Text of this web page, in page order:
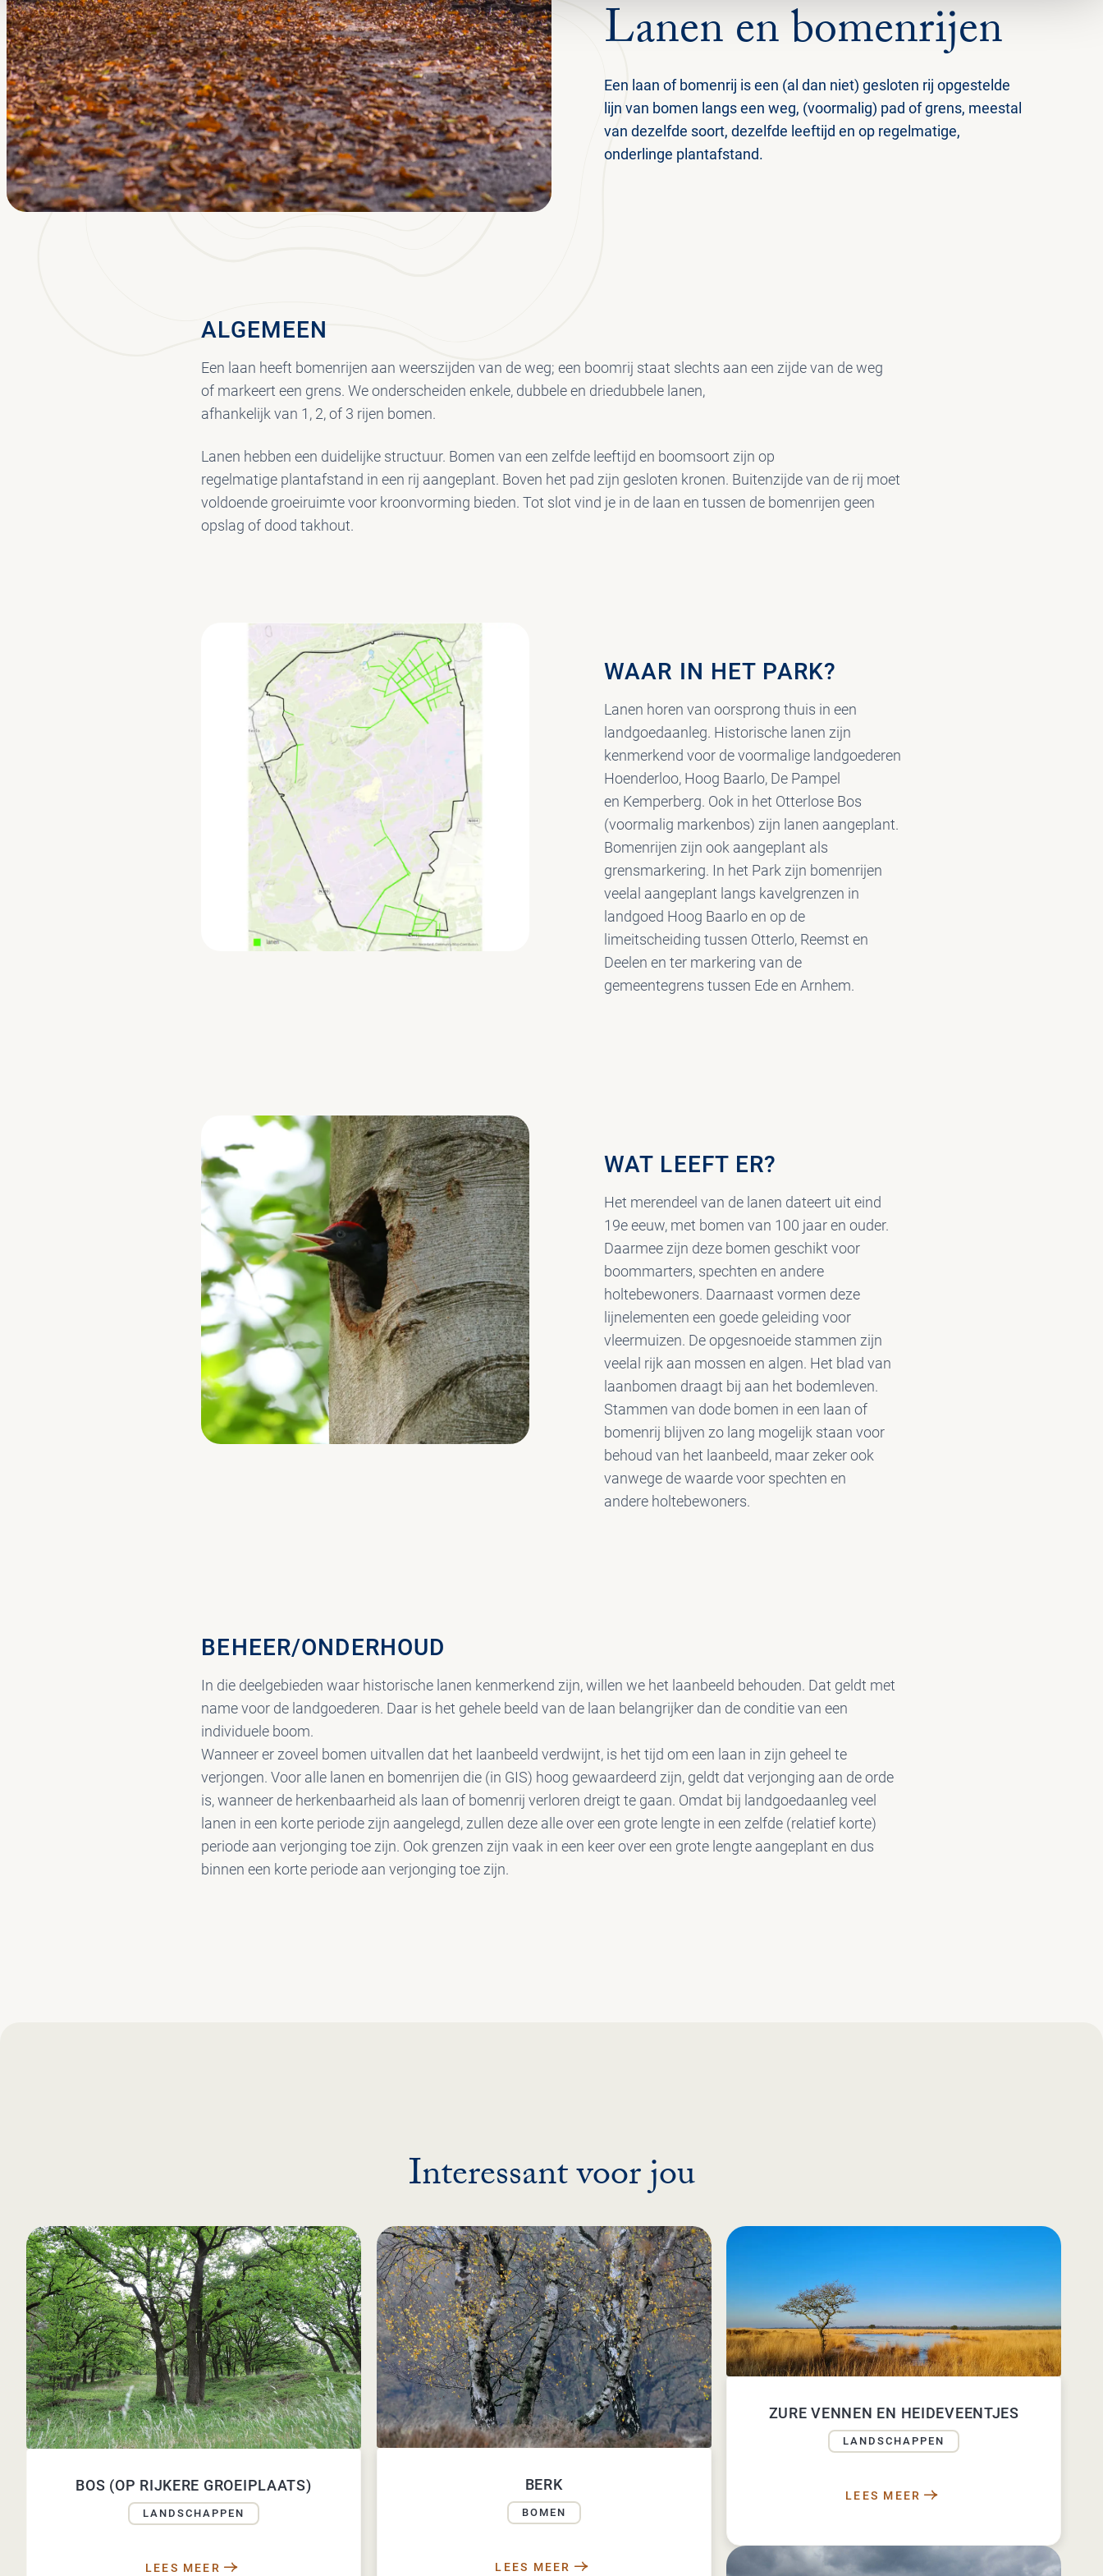
Lanen en bomenrijen
Een laan of bomenrij is een (al dan niet) gesloten rij opgestelde
lijn van bomen langs een weg, (voormalig) pad of grens, meestal
van dezelfde soort, dezelfde leeftijd en op regelmatige,
onderlinge plantafstand.
ALGEMEEN
Een laan heeft bomenrijen aan weerszijden van de weg; een boomrij staat slechts aan een zijde van de weg
of markeert een grens. We onderscheiden enkele, dubbele en driedubbele lanen,
afhankelijk van 1, 2, of 3 rijen bomen.
Lanen hebben een duidelijke structuur. Bomen van een zelfde leeftijd en boomsoort zijn op
regelmatige plantafstand in een rij aangeplant. Boven het pad zijn gesloten kronen. Buitenzijde van de rij moet
voldoende groeiruimte voor kroonvorming bieden. Tot slot vind je in de laan en tussen de bomenrijen geen
opslag of dood takhout.
WAAR IN HET PARK?
Lanen horen van oorsprong thuis in een
landgoedaanleg. Historische lanen zijn
kenmerkend voor de voormalige landgoederen
Hoenderloo, Hoog Baarlo, De Pampel
en Kemperberg. Ook in het Otterlose Bos
(voormalig markenbos) zijn lanen aangeplant.
Bomenrijen zijn ook aangeplant als
grensmarkering. In het Park zijn bomenrijen
veelal aangeplant langs kavelgrenzen in
landgoed Hoog Baarlo en op de
limeitscheiding tussen Otterlo, Reemst en
Deelen en ter markering van de
gemeentegrens tussen Ede en Arnhem.
WAT LEEFT ER?
Het merendeel van de lanen dateert uit eind
19e eeuw, met bomen van 100 jaar en ouder.
Daarmee zijn deze bomen geschikt voor
boommarters, spechten en andere
holtebewoners. Daarnaast vormen deze
lijnelementen een goede geleiding voor
vleermuizen. De opgesnoeide stammen zijn
veelal rijk aan mossen en algen. Het blad van
laanbomen draagt bij aan het bodemleven.
Stammen van dode bomen in een laan of
bomenrij blijven zo lang mogelijk staan voor
behoud van het laanbeeld, maar zeker ook
vanwege de waarde voor spechten en
andere holtebewoners.
BEHEER/ONDERHOUD
In die deelgebieden waar historische lanen kenmerkend zijn, willen we het laanbeeld behouden. Dat geldt met
name voor de landgoederen. Daar is het gehele beeld van de laan belangrijker dan de conditie van een
individuele boom.
Wanneer er zoveel bomen uitvallen dat het laanbeeld verdwijnt, is het tijd om een laan in zijn geheel te
verjongen. Voor alle lanen en bomenrijen die (in GIS) hoog gewaardeerd zijn, geldt dat verjonging aan de orde
is, wanneer de herkenbaarheid als laan of bomenrij verloren dreigt te gaan. Omdat bij landgoedaanleg veel
lanen in een korte periode zijn aangelegd, zullen deze alle over een grote lengte in een zelfde (relatief korte)
periode aan verjonging toe zijn. Ook grenzen zijn vaak in een keer over een grote lengte aangeplant en dus
binnen een korte periode aan verjonging toe zijn.
Interessant voor jou
BOS (OP RIJKERE GROEIPLAATS)
LANDSCHAPPEN
LEES MEER
BERK
BOMEN
LEES MEER
ZURE VENNEN EN HEIDEVEENTJES
LANDSCHAPPEN
LEES MEER